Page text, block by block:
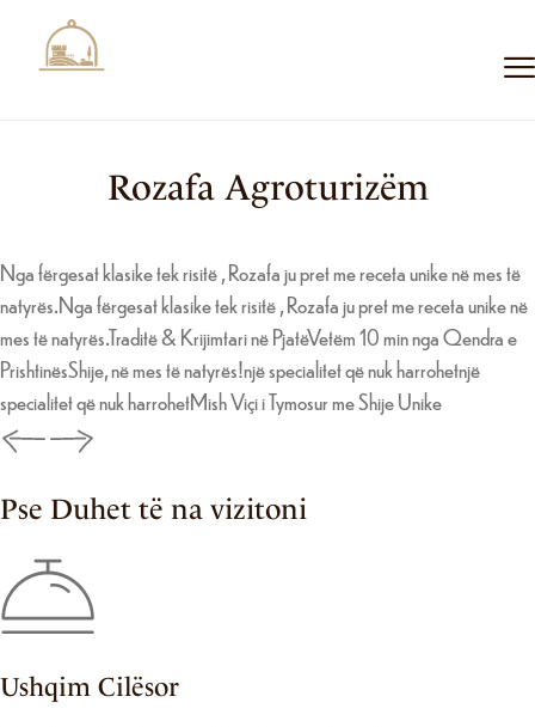
Rozafa Agroturizëm
Nga fërgesat klasike tek risitë , Rozafa ju pret me receta unike në mes të
natyrës.Nga fërgesat klasike tek risitë , Rozafa ju pret me receta unike në
mes të natyrës.Traditë & Krijimtari në PjatëVetëm 10 min nga Qendra e
PrishtinësShije, në mes të natyrës!një specialitet që nuk harrohetnjë
specialitet që nuk harrohetMish Viçi i Tymosur me Shije Unike
Pse Duhet të na vizitoni
Ushqim Cilësor